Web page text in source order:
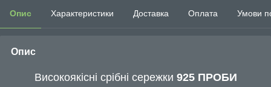
Опис Характеристики Доставка Оплата Умови
Опис
Високоякісні срібні сережки 925 ПРОБИ